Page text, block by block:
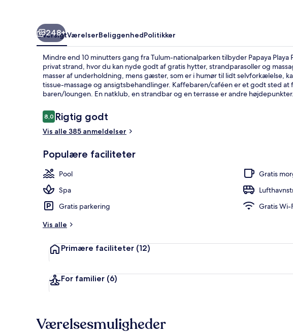
248+
OversigtVærelserBeliggenhedPolitikker
Mindre end 10 minutters gang fra Tulum-nationalparken tilbyder Papaya
privat strand, hvor du kan nyde godt af gratis hytter, strandparasoller og
masser af underholdning, mens gæster, som er i humør til lidt selvforkælelse,
tissue-massage og ansigtsbehandlinger. Kaffebaren/caféen er et godt sted at
baren/loungen. En natklub, en strandbar og en terrasse er andre højdepunkter.
Anmeldelser
8,08,0 ud af 10.
Rigtig godt
Vis alle 385 anmeldelser
Populære faciliteter
Pool
Gratis
Spa
Gratis parkering
Gratis Wi-
Vis alle
Primære faciliteter (12)
For familier (6)
Værelsesmuligheder